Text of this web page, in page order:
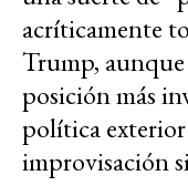
acríticamente
Trump,
posición más
política
improvisación